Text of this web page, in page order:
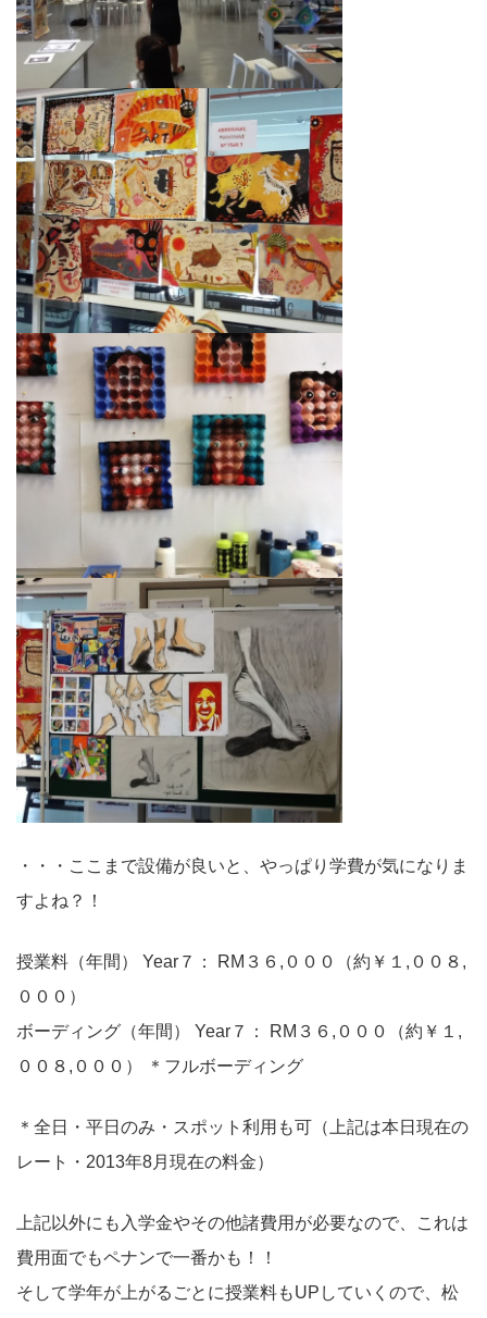
・・・ここまで設備が良いと、やっぱり学費が気になりま
すよね？！
授業料（年間） Year７： RM３６,０００（約￥１,００８,
０００）
ボーディング（年間） Year７： RM３６,０００（約￥１,
００８,０００） ＊フルボーディング
＊全日・平日のみ・スポット利用も可（上記は本日現在の
レート・2013年8月現在の料金）
上記以外にも入学金やその他諸費用が必要なので、これは
費用面でもペナンで一番かも！！
そして学年が上がるごとに授業料もUPしていくので、松